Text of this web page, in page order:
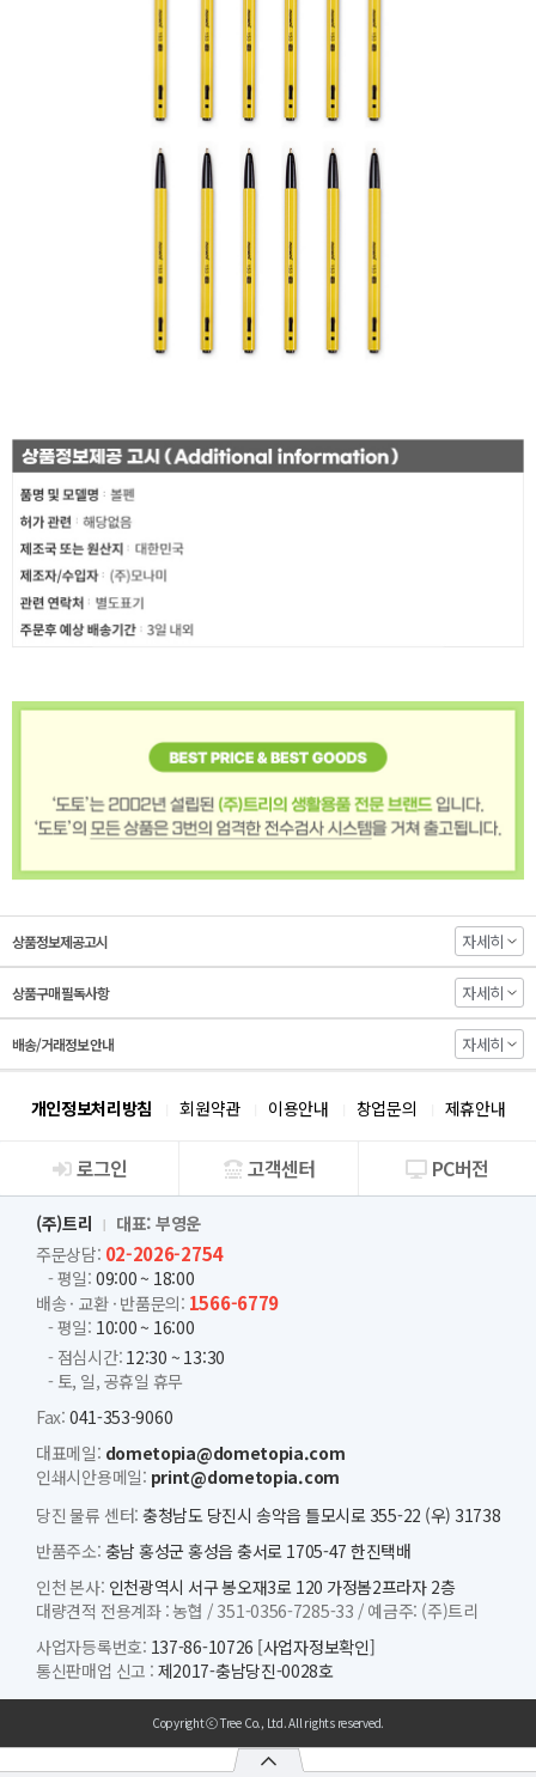
상품정보제공고시 자세히
상품구매 필독사항 자세히
배송/거래정보 안내 자세히
개인정보처리방침 회원약관 이용안내 창업문의 제휴안내
회사소개
로그인 고객센터 PC버전
(주)트리
대표: 부영운
주문상담: 02-2026-2754
- 평일: 09:00 ~ 18:00
배송 · 교환 · 반품문의: 1566-6779
- 평일: 10:00 ~ 16:00
- 점심시간: 12:30 ~ 13:30
- 토, 일, 공휴일 휴무
Fax: 041-353-9060
대표메일: dometopia@dometopia.com
인쇄시안용메일: print@dometopia.com
당진 물류 센터: 충청남도 당진시 송악읍 틀모시로 355-22 (우) 31738
반품주소: 충남 홍성군 홍성읍 충서로 1705-47 한진택배
인천 본사: 인천광역시 서구 봉오재3로 120 가정봄2프라자 2층
대량견적 전용계좌 :농협 / 351-0356-7285-33 / 예금주: (주)트리
사업자등록번호: 137-86-10726 [사업자정보확인]
통신판매업 신고 : 제2017-충남당진-0028호
Copyright ⓒ Tree Co., Ltd. All rights reserved.